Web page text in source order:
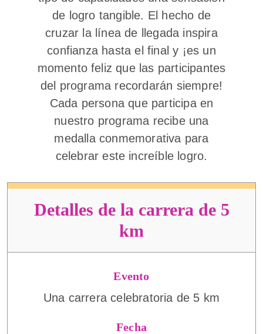
de logro tangible. El hecho de
cruzar la línea de llegada inspira
confianza hasta el final y ¡es un
momento feliz que las participantes
del programa recordarán siempre!
Cada persona que participa en
nuestro programa recibe una
medalla conmemorativa para
celebrar este increíble logro.
Detalles de la carrera de 5
km
Evento
Una carrera celebratoria de 5 km
Fecha